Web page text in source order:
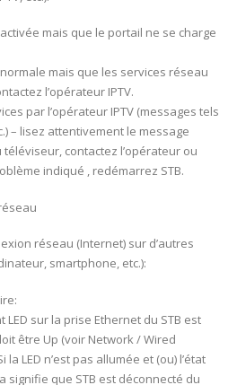
mais que le portail ne se charge
mais que les services réseau
l’opérateur IPTV.
par l’opérateur IPTV (messages tels
– lisez attentivement le message
téléviseur, contactez l’opérateur ou
indiqué , redémarrez STB.
réseau (Internet) sur d’autres
smartphone, etc.):
sur la prise Ethernet du STB est
être Up (voir Network / Wired
LED n’est pas allumée et (ou) l’état
signifie que STB est déconnecté du